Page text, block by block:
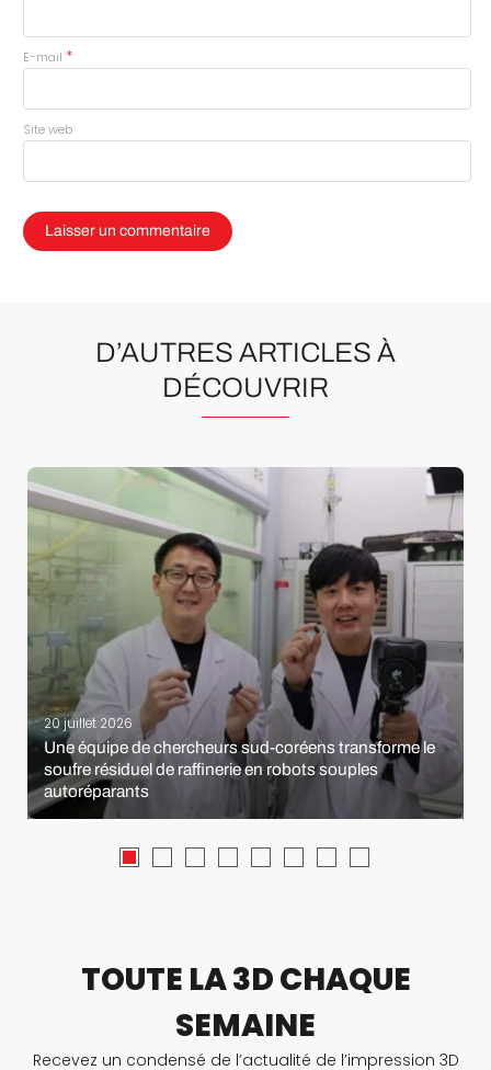
E-mail *
Site web
D’AUTRES ARTICLES À
DÉCOUVRIR
20 juillet 2026
Une équipe de chercheurs sud-coréens transforme le
soufre résiduel de raffinerie en robots souples
autoréparants
TOUTE LA 3D CHAQUE
SEMAINE
Recevez un condensé de l’actualité de l’impression 3D